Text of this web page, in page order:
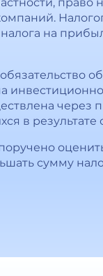
на
через
в
сумму